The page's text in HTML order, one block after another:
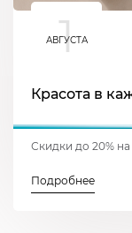
1
АВГУСТА
Красота в
Скидки до 20%
Подробнее